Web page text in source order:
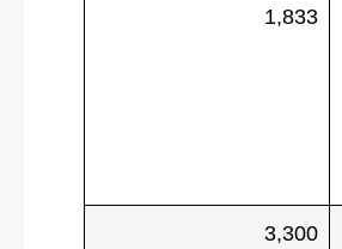
1,833
3,300